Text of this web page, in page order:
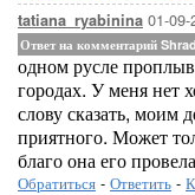
tatiana_ryabinina 01-
Ответ на комментарий
одном русле
городах. У меня нет
слову сказать, моим
приятного. Может
благо она его
Обратиться - Ответить -